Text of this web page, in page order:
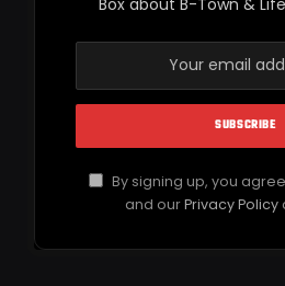
By signing up, you
and ourPrivacy Policy